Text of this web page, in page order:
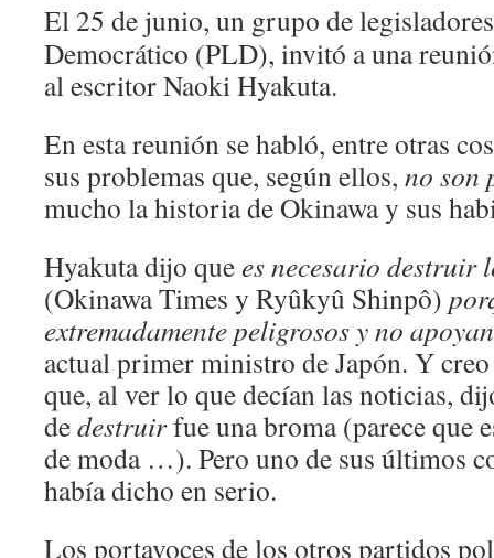
El 25 de junio, un grupo de
Democrático (PLD), invitó a una
al escritor Naoki Hyakuta.
En esta reunión se habló, entre otras
sus problemas que, según ellos, no son
mucho la historia de Okinawa y sus
Hyakuta dijo quees necesario destruir
(Okinawa Times y Ryûkyû Shinpô)
extremadamente peligrosos y no
actual primer ministro de Japón. Y
que, al ver lo que decían las noticias,
dedestruirfue una broma (parece que
de moda …). Pero uno de sus últimos
había dicho en serio.
Los portavoces de los otros partidos